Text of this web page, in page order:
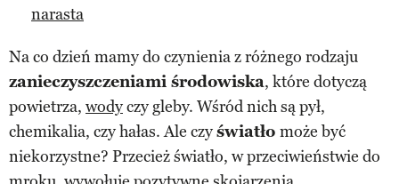
narasta
Na co dzień mamy do czynienia z różnego rodzaju
zanieczyszczeniami środowiska, które dotyczą
powietrza, wodyczy gleby. Wśród nich są pył,
chemikalia, czy hałas. Ale czyświatło może być
niekorzystne? Przecież światło, w przeciwieństwie do